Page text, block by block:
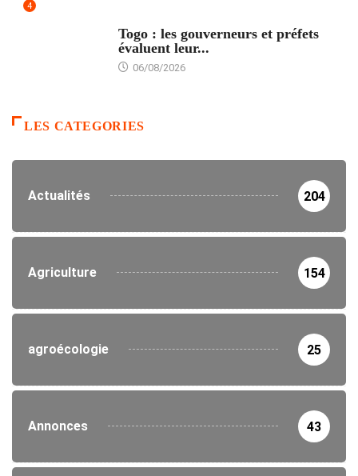
4
Togo : les gouverneurs et préfets
évaluent leur...
06/08/2026
LES CATEGORIES
Actualités 204
Agriculture 154
agroécologie 25
Annonces 43